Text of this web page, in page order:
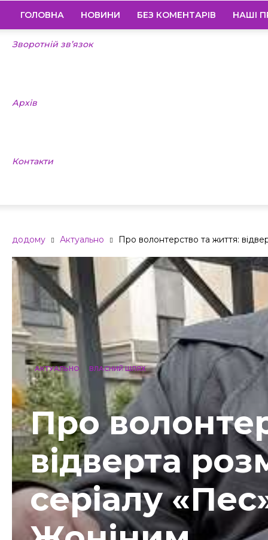
ГОЛОВНА НОВИНИ БЕЗ КОМЕНТАРІВ НАШІ
Зворотній зв’язок
Архів
Контакти
додому Актуально Про волонтерство та життя:
АКТУАЛЬНО ВЛАСНИЙ ШЛЯХ
Про
відверта
серіалу